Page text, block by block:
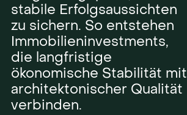
stabile Erfolgsaussichten
zu sichern. So entstehen
Immobilieninvestments,
die langfristige
ökonomische Stabilität mit
architektonischer Qualität
verbinden.